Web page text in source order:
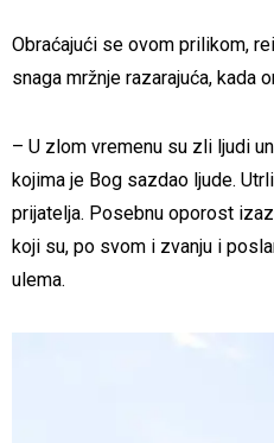
Obraćajući se ovom prilikom,
snaga mržnje razarajuća, kada
– U zlom vremenu su zli ljudi
kojima je Bog sazdao ljude.
prijatelja. Posebnu oporost
koji su, po svom i zvanju i
ulema.